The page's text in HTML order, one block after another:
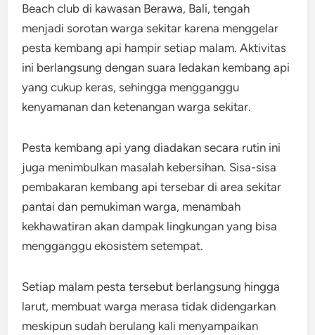
Beach club di kawasan Berawa, Bali, tengah
menjadi sorotan warga sekitar karena menggelar
pesta kembang api hampir setiap malam. Aktivitas
ini berlangsung dengan suara ledakan kembang api
yang cukup keras, sehingga mengganggu
kenyamanan dan ketenangan warga sekitar.
Pesta kembang api yang diadakan secara rutin ini
juga menimbulkan masalah kebersihan. Sisa-sisa
pembakaran kembang api tersebar di area sekitar
pantai dan pemukiman warga, menambah
kekhawatiran akan dampak lingkungan yang bisa
mengganggu ekosistem setempat.
Setiap malam pesta tersebut berlangsung hingga
larut, membuat warga merasa tidak didengarkan
meskipun sudah berulang kali menyampaikan